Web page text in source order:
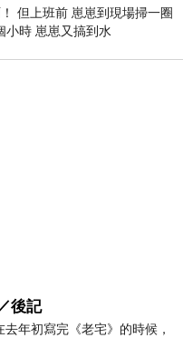
但上班前 崽崽到現場掃一圈
小時 崽崽又搞到水
後記
去年初寫完《老宅》的時候，